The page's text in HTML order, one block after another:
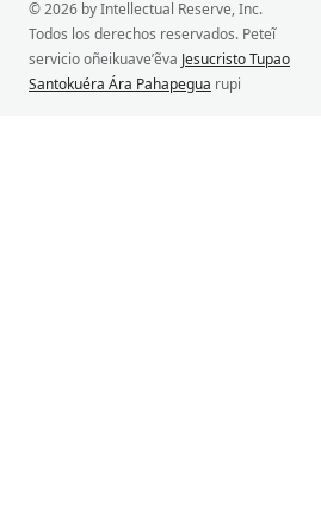
© 2026 by Intellectual Reserve, Inc.
Todos los derechos reservados. Peteĩ
servicio oñeikuave’ẽva Jesucristo Tupao
Santokuéra Ára Pahapegua rupi